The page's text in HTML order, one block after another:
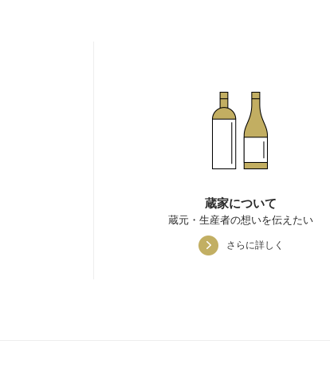
蔵家について
蔵元・生産者の想いを伝えたい
さらに詳しく